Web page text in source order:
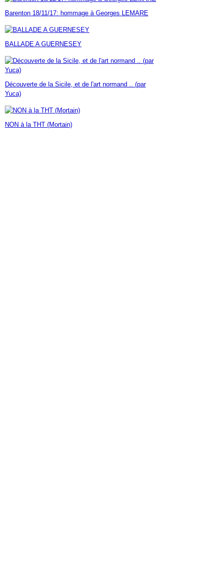
Janvier(7)
Février(9)
Janvier(18)
Mars(60)
Février(24)
Janvier(23)
Avril(14)
Mars (17)
Février(46)
Janvier (35)
Barenton 18/11/17: hommage à Georges LEMARE
BALLADE A GUERNESEY
Découverte de la Sicile, et de l'art normand .. (par
Yuca)
NON à la THT (Mortain)